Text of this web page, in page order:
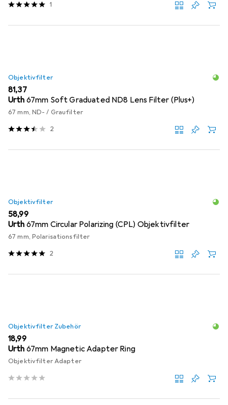
1
Objektivfilter
EUR
81,37
Urth 67mm Soft Graduated ND8 Lens Filter (Plus+)
67 mm, ND- / Graufilter
2
Objektivfilter
EUR
58,99
Urth 67mm Circular Polarizing (CPL) Objektivfilter
67 mm, Polarisationsfilter
2
Objektivfilter Zubehör
EUR
18,99
Urth 67mm Magnetic Adapter Ring
Objektivfilter Adapter